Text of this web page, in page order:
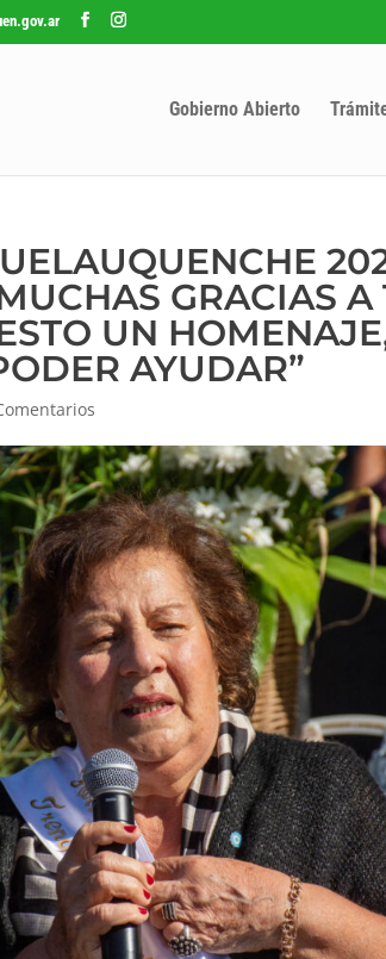
Gobierno Abierto
GRACIAS A
UN
AYUDAR”